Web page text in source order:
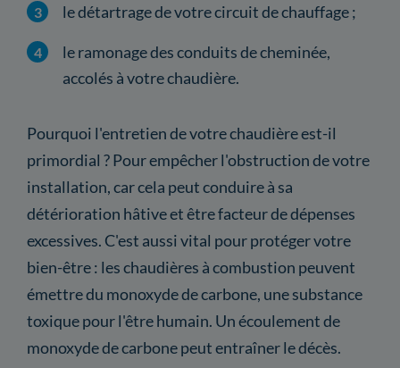
le détartrage de votre circuit de chauffage ;
le ramonage des conduits de cheminée,
accolés à votre chaudière.
Pourquoi l'entretien de votre chaudière est-il
primordial ? Pour empêcher l'obstruction de votre
installation, car cela peut conduire à sa
détérioration hâtive et être facteur de dépenses
excessives. C'est aussi vital pour protéger votre
bien-être : les chaudières à combustion peuvent
émettre du monoxyde de carbone, une substance
toxique pour l'être humain. Un écoulement de
monoxyde de carbone peut entraîner le décès.